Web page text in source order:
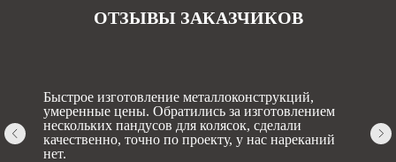
ОТЗЫВЫ ЗАКАЗЧИКОВ
Быстрое изготовление металлоконструкций,
умеренные цены. Обратились за изготовлением
нескольких пандусов для колясок, сделали
качественно, точно по проекту, у нас нареканий
нет.